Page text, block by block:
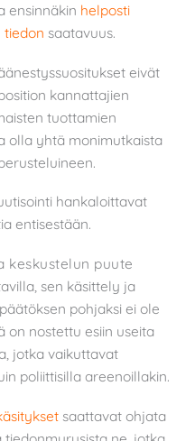
ensinnäkin helposti
saatavuus.
eivät
kannattajien
tuottamien
olla yhtä monimutkaista
hankaloittavat
entisestään.
keskustelun puute
sen käsittely ja
pohjaksi ei ole
on nostettu esiin useita
jotka vaikuttavat
poliittisilla areenoillakin.
saattavat ohjata